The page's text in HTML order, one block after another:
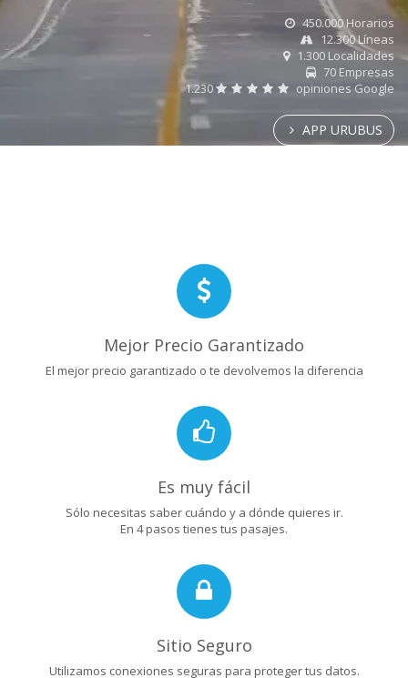
450.000 Horarios
12.300 Líneas
1.300 Localidades
70 Empresas
1.230
opiniones Google
APP URUBUS
Mejor Precio Garantizado
El mejor precio garantizado o te devolvemos la diferencia
Es muy fácil
Sólo necesitas saber cuándo y a dónde quieres ir.
En 4 pasos tienes tus pasajes.
Sitio Seguro
Utilizamos conexiones seguras para proteger tus datos.